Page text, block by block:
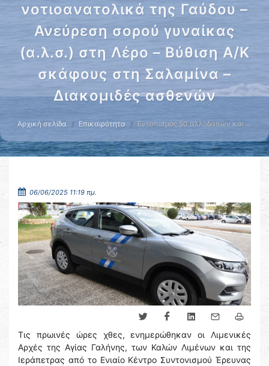
νοτιοανατολικά της Γαύδου –
Ανεύρεση σορού γυναίκας
(α.λ.σ.) στη Λέρο – Βύθιση Α/Κ
σκάφους στη Σαλαμίνα –
Διακομιδές ασθενών
Αρχική σελίδα Επικαιρότητα Εντοπισμός 50 αλλοδαπών και …
06/06/2025 11:19 πμ.
Τις πρωινές ώρες χθες, ενημερώθηκαν οι Λιμενικές
Αρχές της Αγίας Γαλήνης, των Καλών Λιμένων και της
Ιεράπετρας από το Ενιαίο Κέντρο Συντονισμού Έρευνας